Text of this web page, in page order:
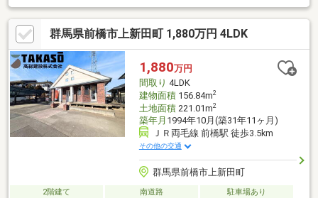
お部屋スッキリ(^^♪マイホーム探しは、コアライブにご相談くだ
さい！■自己資金０円から住宅購入できます!■他社様でご紹介され
ている物件も一緒にご提案できます。■他社様や過去にローンお
断りされた方。ローンに自信あります。■平日のご見学希望大歓
迎です。ご見学予約は0120-919-727【通話料無料】までお気軽に
お電話ください。スマートフォンの方は青いバナーより、お問い
合わせいただけます。
群馬県前橋市上新田町 1,880万円 4LDK
1,880万円
間取り 4LDK
建物面積156.84m2
土地面積221.01m2
築年月 1994年10月(築31年11ヶ月)
ＪＲ両毛線 前橋駅 徒歩3.5km
その他の交通
群馬県前橋市上新田町
2階建て 南道路
駐車場あり